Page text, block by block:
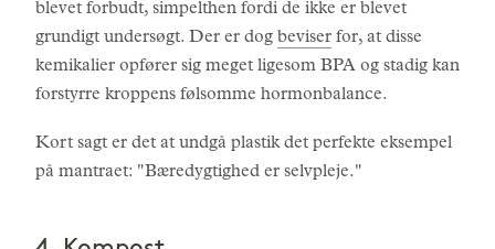
blevet forbudt, simpelthen fordi de ikke er blevet
grundigt undersøgt. Der er dog beviser for, at disse
kemikalier opfører sig meget ligesom BPA og stadig kan
forstyrre kroppens følsomme hormonbalance.
Kort sagt er det at undgå plastik det perfekte eksempel
på mantraet: "Bæredygtighed er selvpleje."